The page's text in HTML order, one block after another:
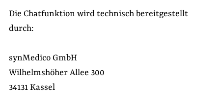
Die Chatfunktion wird technisch bereitgestellt
durch:
synMedico GmbH
Wilhelmshöher Allee 300
34131 Kassel